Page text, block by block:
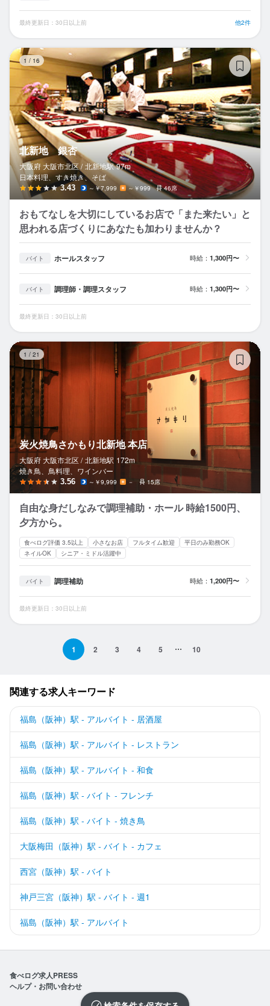
最終更新日：30日以上前 他2件
1 / 16
北新地 銀杏
大阪府 大阪市北区 / 北新地駅 97m
日本料理、すき焼き、そば
3.43 ～￥7,999 ～￥999 46席
おもてなしを大切にしているお店で「また来たい」と
思われる店づくりにあなたも加わりませんか？
バイト ホールスタッフ 時給： 1,300円〜
バイト 調理師・調理スタッフ 時給： 1,300円〜
最終更新日：30日以上前
1 / 21
炭火焼鳥さかもり北新地 本店
大阪府 大阪市北区 / 北新地駅 172m
焼き鳥、鳥料理、ワインバー
3.56 ～￥9,999 － 15席
自由な身だしなみで調理補助・ホール 時給1500円、
夕方から。
食べログ評価 3.5以上 小さなお店 フルタイム歓迎
平日のみ勤務OK
ネイルOK
シニア・ミドル活躍中
バイト 調理補助 時給： 1,200円〜
最終更新日：30日以上前
1 2 3 4 5 10
関連する求人キーワード
福島（阪神）駅 - アルバイト - 居酒屋
福島（阪神）駅 - アルバイト - レストラン
福島（阪神）駅 - アルバイト - 和食
福島（阪神）駅 - バイト - フレンチ
福島（阪神）駅 - バイト - 焼き鳥
大阪梅田（阪神）駅 - バイト - カフェ
西宮（阪神）駅 - バイト
神戸三宮（阪神）駅 - バイト - 週1
福島（阪神）駅 - アルバイト
食べログ求人PRESS
ヘルプ・お問い合わせ